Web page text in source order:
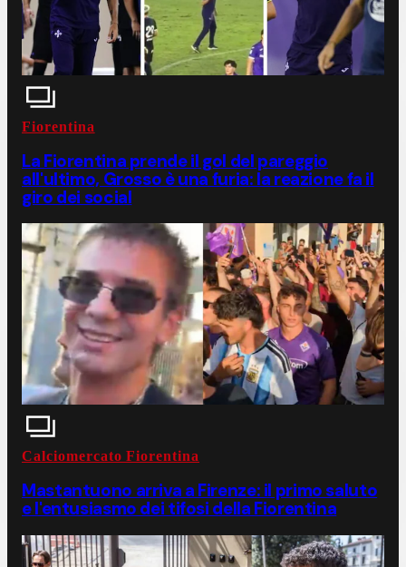
Fiorentina
La Fiorentina prende il gol del pareggio
all'ultimo, Grosso è una furia: la reazione fa il
giro dei social
Calciomercato Fiorentina
Mastantuono arriva a Firenze: il primo saluto
e l'entusiasmo dei tifosi della Fiorentina